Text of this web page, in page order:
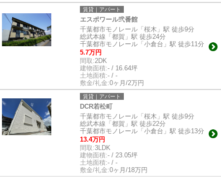
賃貸｜アパート
エスポワール弐番館
千葉都市モノレール「桜木」駅 徒歩9分
総武本線「都賀」駅 徒歩24分
千葉都市モノレール「小倉台」駅 徒歩11分
5.7万円
間取:2DK
建物面積:- / 16.64坪
土地面積:- / -
敷金/礼金:0ヶ月/2万円
賃貸｜アパート
DCR若松町
千葉都市モノレール「桜木」駅 徒歩9分
総武本線「都賀」駅 徒歩22分
千葉都市モノレール「小倉台」駅 徒歩13分
13.4万円
間取:3LDK
建物面積:- / 23.05坪
土地面積:- / -
敷金/礼金:0ヶ月/18万円